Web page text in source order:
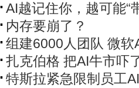
AI越记住你，越可能“
内存要崩了？
组建6000人团队 微软
扎克伯格 把AI牛市吓
特斯拉紧急限制员工